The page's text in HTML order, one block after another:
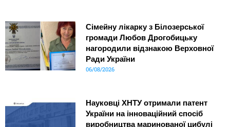
Сімейну лікарку з Білозерської
громади Любов Дрогобицьку
нагородили відзнакою Верховної
Ради України
06/08/2026
Науковці ХНТУ отримали патент
України на інноваційний спосіб
виробництва маринованої цибулі